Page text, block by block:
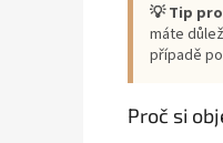
💡 Tip
máte
případě
Proč si